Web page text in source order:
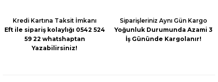
Kredi Kartına Taksit İmkanı
Eft ile sipariş kolaylığı 0542 524
59 22 whatshaptan
Yazabilirsiniz!
Siparişleriniz Aynı Gün Kargo
Yoğunluk Durumunda Azami 3
İş Gününde Kargolanır!